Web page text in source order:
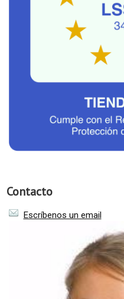
Contacto
Escríbenos un email